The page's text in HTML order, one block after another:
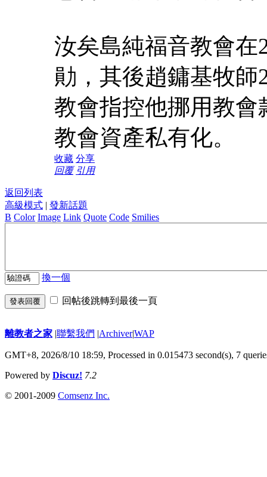
汝矣島純福音教會在
勛，其後趙鏞基牧師
教會指控他挪用教
教會資產私有化。
收藏 分享
回覆 引用
返回列表
高級模式 | 發新話題
B Color Image Link Quote Code Smilies
換一個
發表回覆 回帖後跳轉到最後一頁
離教者之家 |聯繫我們 |Archiver|WAP
GMT+8, 2026/8/10 18:59, Processed in 0.015473 second(s), 7
Powered by Discuz! 7.2
© 2001-2009 Comsenz Inc.